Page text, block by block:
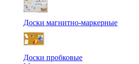
Доски магнитно-маркерные
Доски пробковые